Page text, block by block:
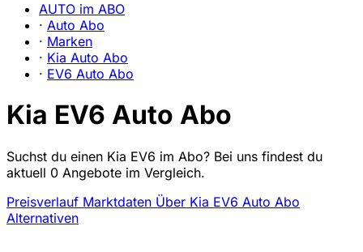
AUTO im ABO
· Auto Abo
· Marken
· Kia Auto Abo
· EV6 Auto Abo
Kia EV6 Auto Abo
Suchst du einen Kia EV6 im Abo? Bei uns findest du
aktuell 0 Angebote im Vergleich.
Preisverlauf Marktdaten Über Kia EV6 Auto Abo
Alternativen